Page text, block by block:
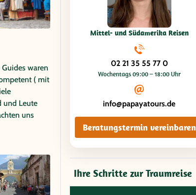
waren
( mit
und Leute
uns
Mittel- und Südamerika Reisen
02 21 35 55 77 0
Wochentags 09:00 – 18:00 Uhr
info@papayatours.de
Beratungstermin vereinbaren
Ihre Schritte zur Traumreise